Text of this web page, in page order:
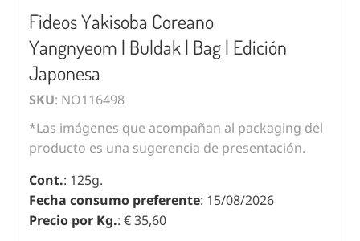
Fideos Yakisoba Coreano
Yangnyeom | Buldak | Bag | Edición
Japonesa
SKU: NO116498
*Las imágenes que acompañan al packaging del
producto es una sugerencia de presentación.
Cont.: 125g.
Fecha consumo preferente: 15/08/2026
Precio por Kg.: € 35,60